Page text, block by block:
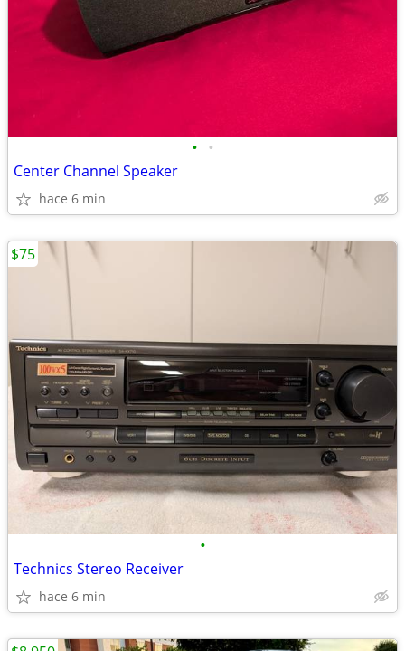
• •
Center Channel Speaker
hace 6 min
•
Technics Stereo Receiver
hace 6 min
$75